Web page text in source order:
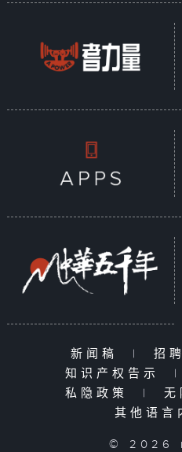
新闻稿 | 招
知识产权告示
|
私隐政策
| 无
其他语言
© 2026